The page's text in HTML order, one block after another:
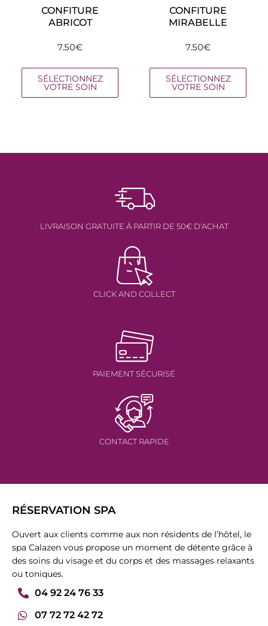
CONFITURE
ABRICOT
7.50€
SÉLECTIONNEZ
VOTRE SOIN
CONFITURE
MIRABELLE
7.50€
SÉLECTIONNEZ
VOTRE SOIN
LIVRAISON GRATUITE À PARTIR DE 50€ D'ACHAT
CLICK AND COLLECT
PAIEMENT SÉCURISÉ
CONTACT RAPIDE
RÉSERVATION SPA
Ouvert aux clients comme aux non résidents de l’hôtel, le
spa Calazen vous propose un moment de détente grâce à
des soins du visage et du corps et des massages relaxants
ou toniques.
04 92 24 76 33
07 72 72 42 72